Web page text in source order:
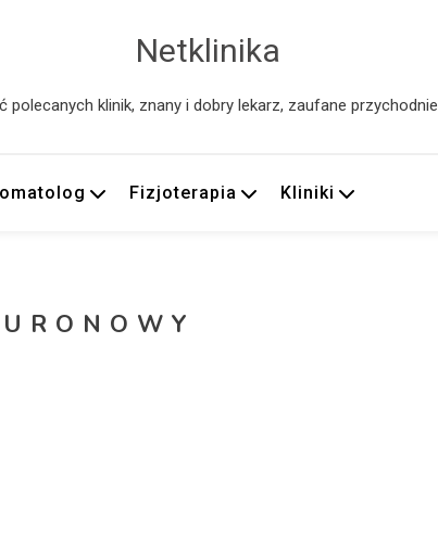
Netklinika
polecanych klinik, znany i dobry lekarz, zaufane przychodnie
Fizjoterapia Kliniki